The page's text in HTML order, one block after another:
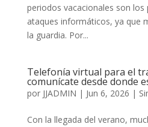
periodos vacacionales son
ataques informáticos, ya que
la guardia. Por...
Telefonía virtual para el
comunícate desde donde
por JJADMIN | Jun 6, 2026 |
Con la llegada del verano,